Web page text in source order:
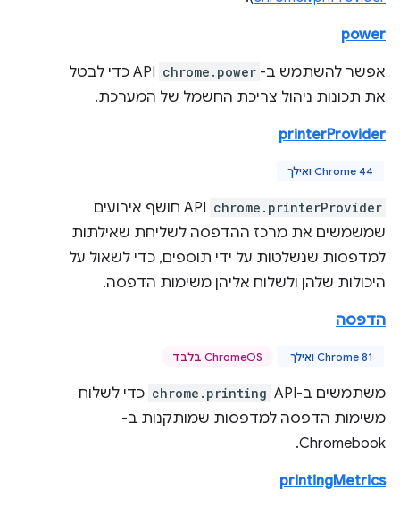
power
אפשר להשתמש ב- chrome.power
API כדי לבטל
את תכונות ניהול צריכת החשמל של המערכת.
printerProvider
Chrome 44 ואילך
chrome.printerProvider
API חושף אירועים
שמשמשים את מרכז ההדפסה לשליחת שאילתות
למדפסות שנשלטות על ידי תוספים, כדי לשאול על
היכולות שלהן ולשלוח אליהן משימות הדפסה.
הדפסה
Chrome 81 ואילך ‫ChromeOS בלבד
משתמשים ב-API‏ chrome.printing כדי לשלוח
משימות הדפסה למדפסות שמותקנות ב-
Chromebook.
printingMetrics